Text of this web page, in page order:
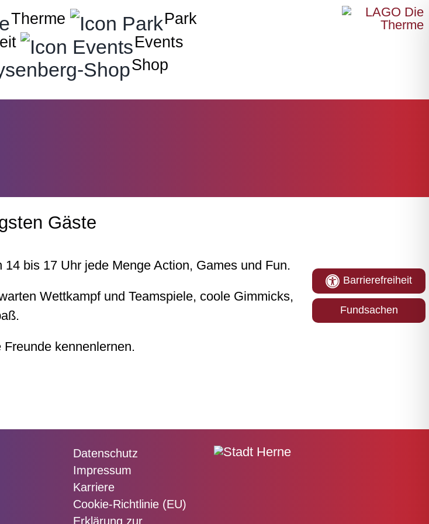
Therme
Park
Events
Shop
Gäste
bis 17 Uhr jede Menge Action, Games und Fun.
Wettkampf und Teamspiele, coole Gimmicks,
kennenlernen.
Datenschutz
Impressum
Karriere
Cookie-Richtlinie (EU)
Erklärung zur
Barrierefreiheit
Fundsachen